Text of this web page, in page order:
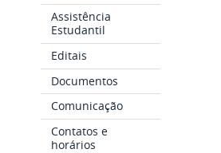
Assistência
Estudantil
Editais
Documentos
Comunicação
Contatos e
horários